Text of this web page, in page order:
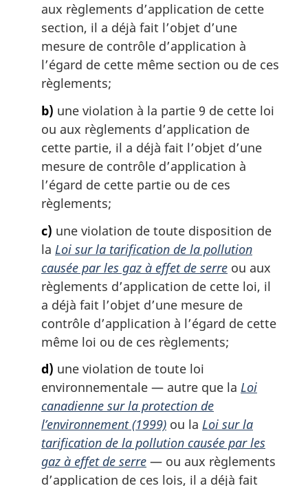
aux règlements d’application de cette
section, il a déjà fait l’objet d’une
mesure de contrôle d’application à
l’égard de cette même section ou de ces
règlements;
b) une violation à la partie 9 de cette loi
ou aux règlements d’application de
cette partie, il a déjà fait l’objet d’une
mesure de contrôle d’application à
l’égard de cette partie ou de ces
règlements;
c) une violation de toute disposition de
la Loi sur la tarification de la pollution
causée par les gaz à effet de serre ou aux
règlements d’application de cette loi, il
a déjà fait l’objet d’une mesure de
contrôle d’application à l’égard de cette
même loi ou de ces règlements;
d) une violation de toute loi
environnementale — autre que la Loi
canadienne sur la protection de
l’environnement (1999) ou la Loi sur la
tarification de la pollution causée par les
gaz à effet de serre — ou aux règlements
d’application de ces lois, il a déjà fait